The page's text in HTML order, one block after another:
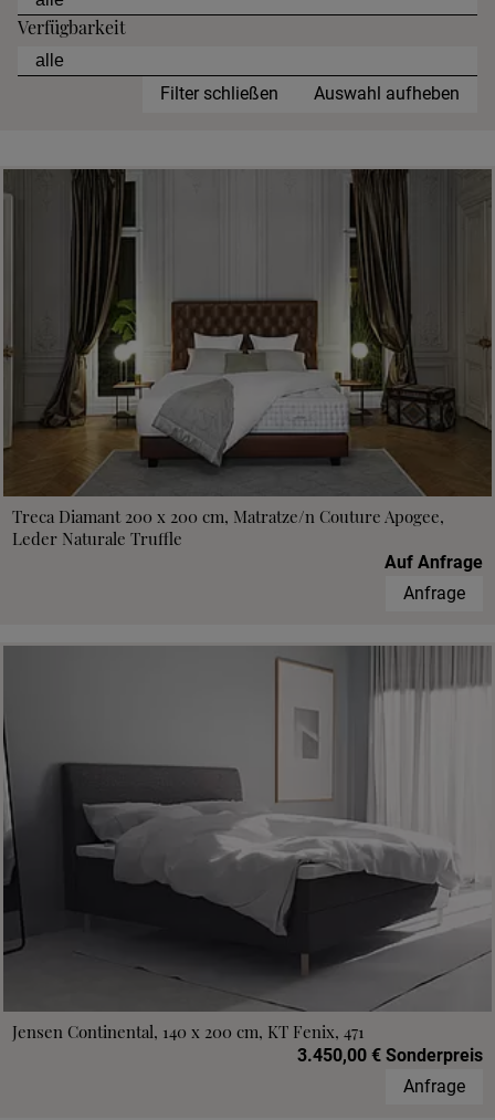
Verfügbarkeit
Filter schließen Auswahl aufheben
Treca Diamant 200 x 200 cm, Matratze/n Couture Apogee,
Leder Naturale Truffle
Auf Anfrage
Anfrage
Jensen Continental, 140 x 200 cm, KT Fenix, 471
3.450,00 € Sonderpreis
Anfrage